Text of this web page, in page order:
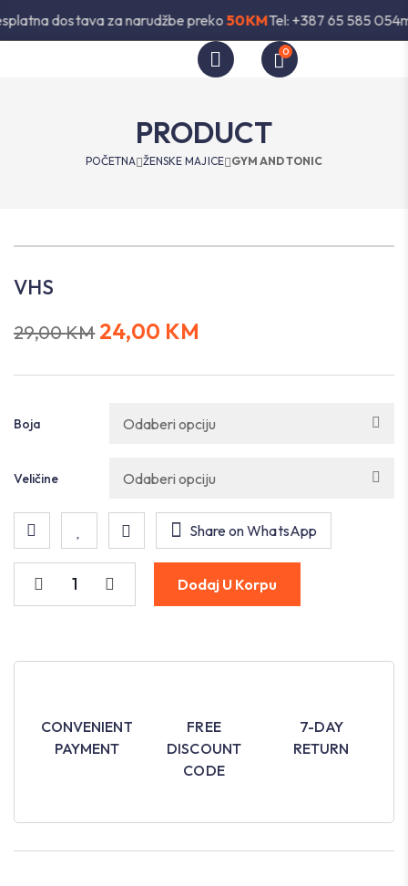
dostava za narudžbe preko50KMTel: +387 65 585 054
0
PRODUCT
POČETNA ŽENSKE MAJICE GYM AND TONIC
VHS
29,00KM 24,00 KM
Boja
Veličine
Dodaj U Korpu
Share on WhatsApp
CONVENIENT
PAYMENT
FREE
DISCOUNT
CODE
7-DAY
RETURN